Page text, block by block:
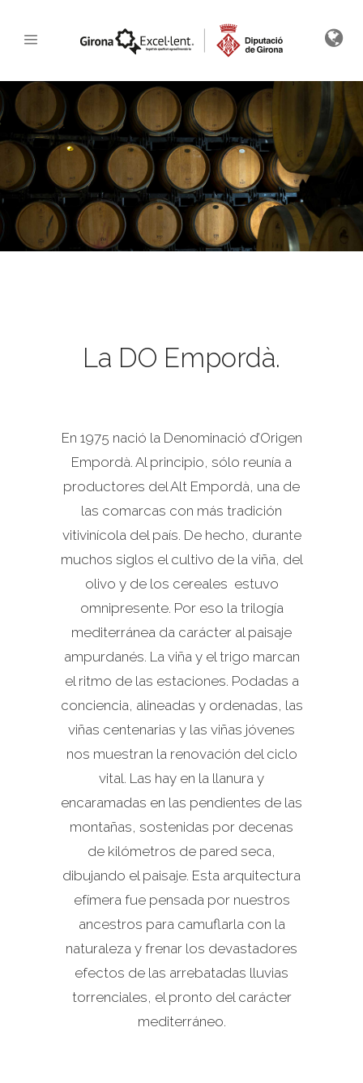
La DO Empordà.
En 1975 nació la Denominació d’Origen
Empordà. Al principio, sólo reunía a
productores del Alt Empordà, una de
las comarcas con más tradición
vitivinícola del país. De hecho, durante
muchos siglos el cultivo de la viña, del
olivo y de los cereales estuvo
omnipresente. Por eso la trilogía
mediterránea da carácter al paisaje
ampurdanés. La viña y el trigo marcan
el ritmo de las estaciones. Podadas a
conciencia, alineadas y ordenadas, las
viñas centenarias y las viñas jóvenes
nos muestran la renovación del ciclo
vital. Las hay en la llanura y
encaramadas en las pendientes de las
montañas, sostenidas por decenas
de kilómetros de pared seca,
dibujando el paisaje. Esta arquitectura
efímera fue pensada por nuestros
ancestros para camuflarla con la
naturaleza y frenar los devastadores
efectos de las arrebatadas lluvias
torrenciales, el pronto del carácter
mediterráneo.